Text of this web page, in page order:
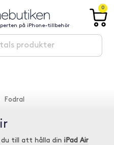
på iPhone-tillbehör
0
Fodral
till att hålla din iPad Air